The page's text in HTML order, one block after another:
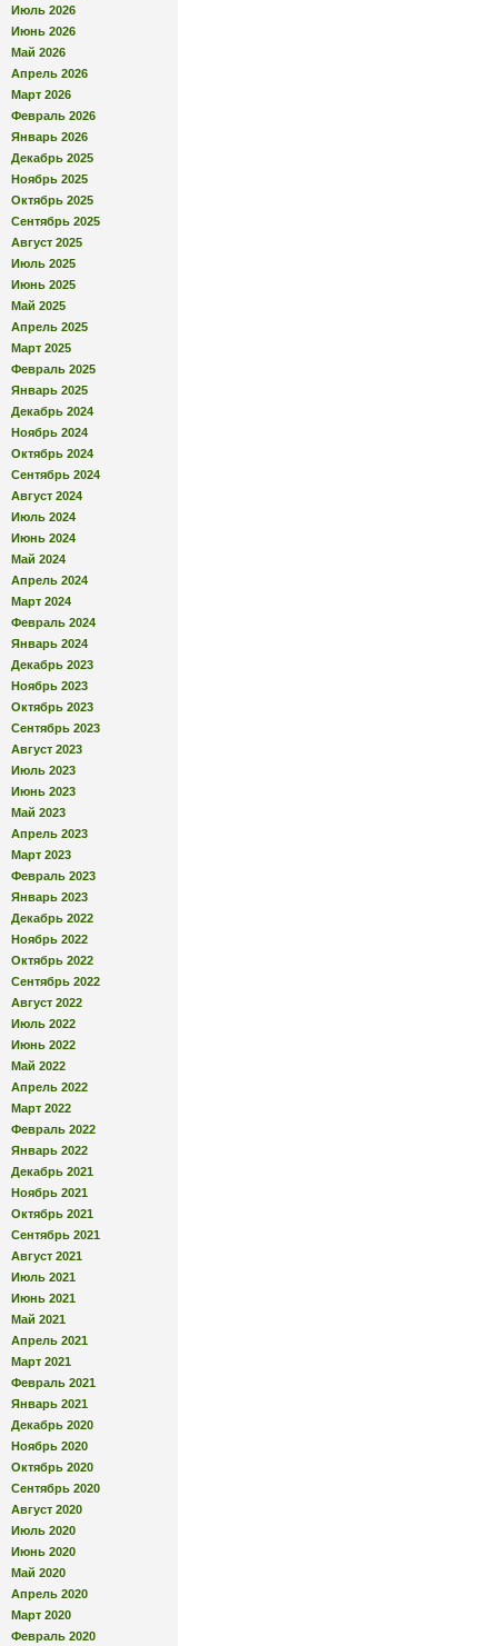
Июль 2026
Июнь 2026
Май 2026
Апрель 2026
Март 2026
Февраль 2026
Январь 2026
Декабрь 2025
Ноябрь 2025
Октябрь 2025
Сентябрь 2025
Август 2025
Июль 2025
Июнь 2025
Май 2025
Апрель 2025
Март 2025
Февраль 2025
Январь 2025
Декабрь 2024
Ноябрь 2024
Октябрь 2024
Сентябрь 2024
Август 2024
Июль 2024
Июнь 2024
Май 2024
Апрель 2024
Март 2024
Февраль 2024
Январь 2024
Декабрь 2023
Ноябрь 2023
Октябрь 2023
Сентябрь 2023
Август 2023
Июль 2023
Июнь 2023
Май 2023
Апрель 2023
Март 2023
Февраль 2023
Январь 2023
Декабрь 2022
Ноябрь 2022
Октябрь 2022
Сентябрь 2022
Август 2022
Июль 2022
Июнь 2022
Май 2022
Апрель 2022
Март 2022
Февраль 2022
Январь 2022
Декабрь 2021
Ноябрь 2021
Октябрь 2021
Сентябрь 2021
Август 2021
Июль 2021
Июнь 2021
Май 2021
Апрель 2021
Март 2021
Февраль 2021
Январь 2021
Декабрь 2020
Ноябрь 2020
Октябрь 2020
Сентябрь 2020
Август 2020
Июль 2020
Июнь 2020
Май 2020
Апрель 2020
Март 2020
Февраль 2020